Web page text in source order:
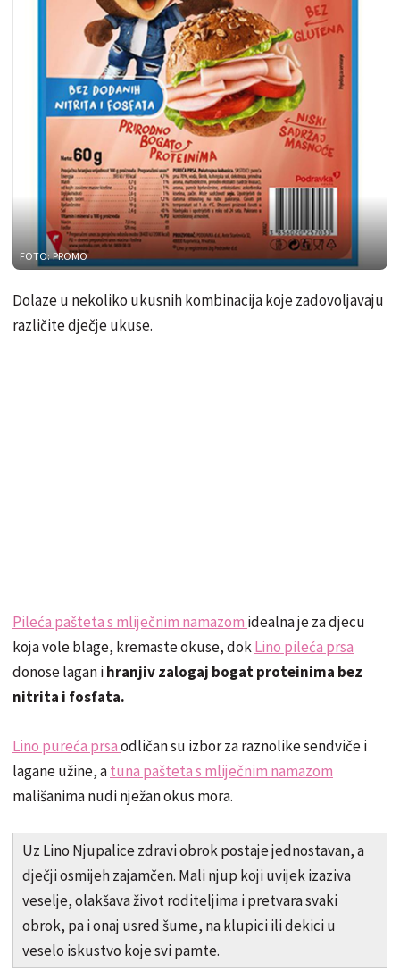
FOTO: PROMO
Dolaze u nekoliko ukusnih kombinacija koje zadovoljavaju
različite dječje ukuse.
Pileća pašteta s mliječnim namazom idealna je za djecu
koja vole blage, kremaste okuse, dokLino pileća prsa
donose lagan ihranjiv zalogaj bogat proteinima bez
nitrita i fosfata.
Lino pureća prsaodličan su izbor za raznolike sendviče i
lagane užine, atuna pašteta s mliječnim namazom
mališanima nudi nježan okus mora.
Uz Lino Njupalice zdravi obrok postaje jednostavan, a
dječji osmijeh zajamčen. Mali njup koji uvijek izaziva
veselje, olakšava život roditeljima i pretvara svaki
obrok, pa i onaj usred šume, na klupici ili dekici u
veselo iskustvo koje svi pamte.